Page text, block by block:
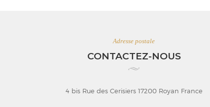
Adresse postale
CONTACTEZ-NOUS
4 bis Rue des Cerisiers 17200 Royan France